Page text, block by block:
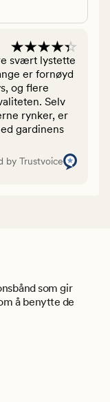
svært lystette
er fornøyd
og flere
Selv
rynker, er
gardinens
by Trustvoice
som gir
å benytte de